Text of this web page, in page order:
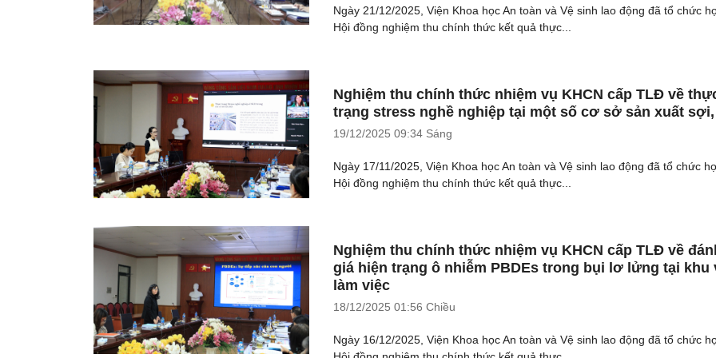
Ngày 21/12/2025, Viện Khoa học An toàn và Vệ sinh lao động đã tổ chức
Hội đồng nghiệm thu chính thức kết quả thực...
Nghiệm thu chính thức nhiệm vụ KHCN cấp TLĐ về
trạng stress nghề nghiệp tại một số cơ sở sản xuất
19/12/2025 09:34 Sáng
Ngày 17/11/2025, Viện Khoa học An toàn và Vệ sinh lao động đã tổ chức
Hội đồng nghiệm thu chính thức kết quả thực...
Nghiệm thu chính thức nhiệm vụ KHCN cấp TLĐ về
giá hiện trạng ô nhiễm PBDEs trong bụi lơ lửng tại khu
làm việc
18/12/2025 01:56 Chiều
Ngày 16/12/2025, Viện Khoa học An toàn và Vệ sinh lao động đã tổ chức